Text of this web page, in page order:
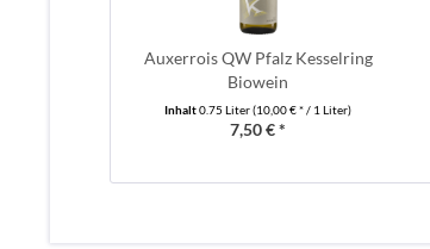
Auxerrois QW Pfalz Kesselring
Biowein
Inhalt0.75 Liter(10,00 € * / 1 Liter)
7,50 € *